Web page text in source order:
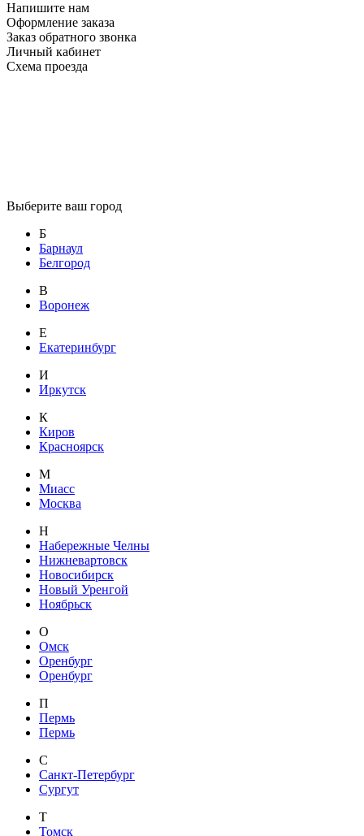
Напишите нам
Оформление заказа
Заказ обратного звонка
Личный кабинет
Схема проезда
Выберите ваш город
Б
Барнаул
Белгород
В
Воронеж
Е
Екатеринбург
И
Иркутск
К
Киров
Красноярск
М
Миасс
Москва
Н
Набережные Челны
Нижневартовск
Новосибирск
Новый Уренгой
Ноябрьск
О
Омск
Оренбург
Оренбург
П
Пермь
Пермь
С
Санкт-Петербург
Сургут
Т
Томск